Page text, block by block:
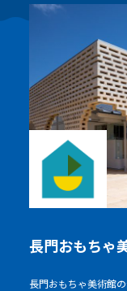
長門おもちゃ
長門おもちゃ美術館